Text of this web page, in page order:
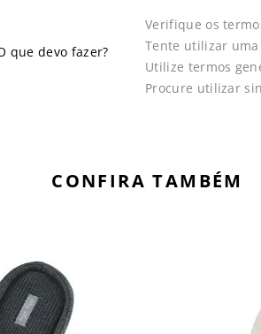
Verifique os
Tente utilizar
Utilize termos
Procure utilizar
CONFIRA TAMBÉM